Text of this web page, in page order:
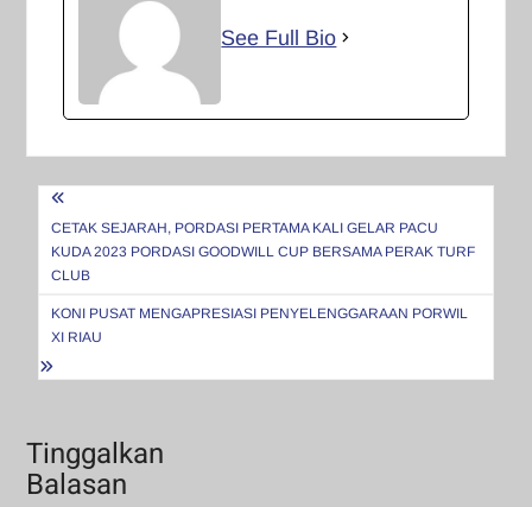
See Full Bio
Navigasi
pos
CETAK SEJARAH, PORDASI PERTAMA KALI GELAR PACU
KUDA 2023 PORDASI GOODWILL CUP BERSAMA PERAK TURF
CLUB
KONI PUSAT MENGAPRESIASI PENYELENGGARAAN PORWIL
XI RIAU
Tinggalkan
Balasan